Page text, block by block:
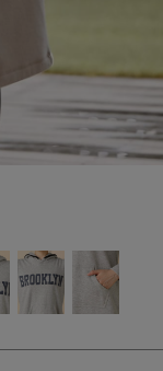
何枚あっても嬉しい
お部屋映えアイテム